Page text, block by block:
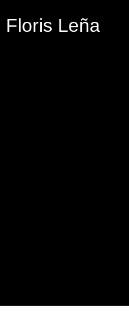
Floris Leña